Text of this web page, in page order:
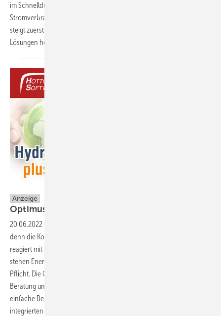
im Schnelldurchlauf Maßnahmen zur Senkung des Gas- und
Stromverbrauchs angeordnet. Soll der Energieverbrauch sinken,
steigt zuerst zwangsläufig die Auftragslast der Energieberater. Digitale
Lösungen helfen den Fachleuten bei der
Anzeige
Optimus rechnet mit Energiefressern
20.06.2022
denn die Kosten für Heizung und Strom sind explodiert. Die Politik
reagiert mit einer „Wärmepumpen-Offensive“. Bei der Umsetzung
stehen Energie- und TGA-Planende sowie das SHK-Handwerk in der
Pflicht. Die CAD-Software Optimus 3D PLUS unterstützt sie bei der
Beratung und Konstruktion energieeffizienter Heizungssysteme: Die
einfache Berechnung des hydraulischen Abgleichs wird durch einen
integrierten Wärmepumpen-Check